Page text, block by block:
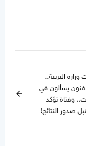
التربية..
يسألون في
وفتاة تؤكد
صدور النتائج!
arrow_back